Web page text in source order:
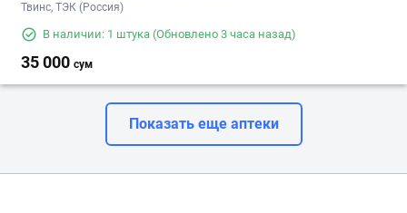
Твинс, ТЭК (Россия)
В наличии: 1 штука (Обновлено 3 часа назад)
35 000 сум
Показать еще аптеки